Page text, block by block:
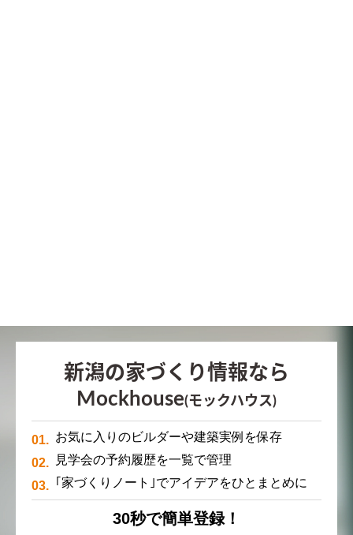
新潟の家づくり情報なら
Mockhouse(モックハウス)
お気に入りのビルダーや建築実例を保存
見学会の予約履歴を一覧で管理
｢家づくりノート｣でアイデアをひとまとめに
30秒で簡単登録！